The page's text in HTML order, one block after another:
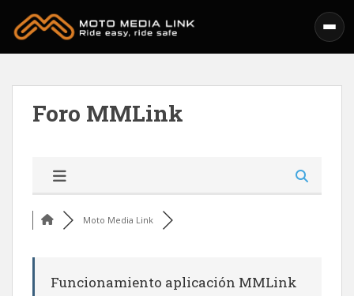
Foro MMLink
Moto Media Link
Funcionamiento aplicación MMLink